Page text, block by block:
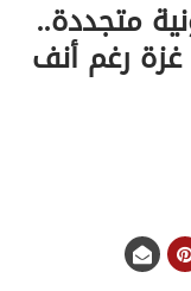
متجددة..
رغم أنف